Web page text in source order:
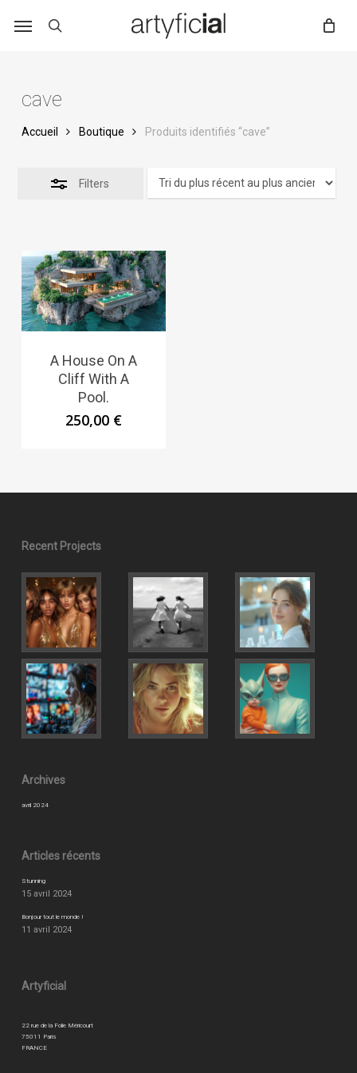
cave
Accueil Boutique Produits identifiés “cave”
Filters
A House On A
Cliff With A
Pool.
250,00 €
Recent Projects
Archives
avril 2024
Articles récents
Stunning
15 avril 2024
Bonjour tout le monde !
11 avril 2024
Artyficial
22 rue de la Folie Méricourt
75011 Paris
FRANCE